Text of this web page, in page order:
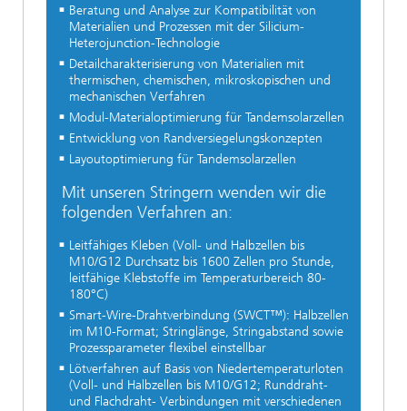
Beratung und Analyse zur Kompatibilität von
Materialien und Prozessen mit der Silicium-
Heterojunction-Technologie
Detailcharakterisierung von Materialien mit
thermischen, chemischen, mikroskopischen und
mechanischen Verfahren
Modul-Materialoptimierung für Tandemsolarzellen
Entwicklung von Randversiegelungskonzepten
Layoutoptimierung für Tandemsolarzellen
Mit unseren Stringern wenden wir die
folgenden Verfahren an:
Leitfähiges Kleben (Voll- und Halbzellen bis
M10/G12 Durchsatz bis 1600 Zellen pro Stunde,
leitfähige Klebstoffe im Temperaturbereich 80-
180°C)
Smart-Wire-Drahtverbindung (SWCT™): Halbzellen
im M10-Format; Stringlänge, Stringabstand sowie
Prozessparameter flexibel einstellbar
Lötverfahren auf Basis von Niedertemperaturloten
(Voll- und Halbzellen bis M10/G12; Runddraht-
und Flachdraht- Verbindungen mit verschiedenen